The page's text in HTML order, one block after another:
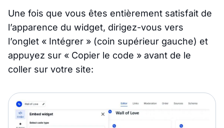
Une fois que vous êtes entièrement satisfait de
l’apparence du widget, dirigez-vous vers
l’onglet « Intégrer » (coin supérieur gauche) et
appuyez sur « Copier le code » avant de le
coller sur votre site: